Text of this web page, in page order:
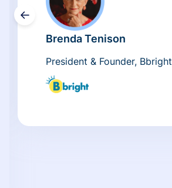
←
Brenda Tenison
President & Founder, Bbright